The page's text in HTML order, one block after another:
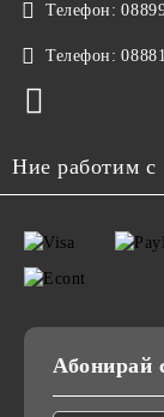
Телефон:
Телефон:
Ние работим с
Абонирай